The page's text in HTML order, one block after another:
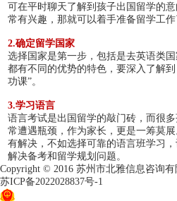
可在平时聊天了解到孩子出国留学的
常有兴趣，那就可以着手准备留学工作
2.确定留学国家
选择国家是第一步，包括是去英语类
都有不同的优势的特色，要深入了解
功课”。
3.学习语言
语言考试是出国留学的敲门砖，而很
常遭遇瓶颈，作为家长，更是一筹莫
有解决，不如选择可靠的语言班学习
解决备考和留学规划问题。
Copyright © 2016 苏州市北雅信息咨询
苏ICP备2022028837号-1